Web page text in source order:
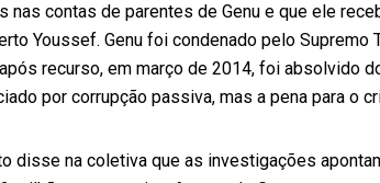
nas contas de parentes de Genu e que ele
Youssef. Genu foi condenado pelo Supremo
recurso, em março de 2014, foi absolvido
por corrupção passiva, mas a pena para o
disse na coletiva que as investigações